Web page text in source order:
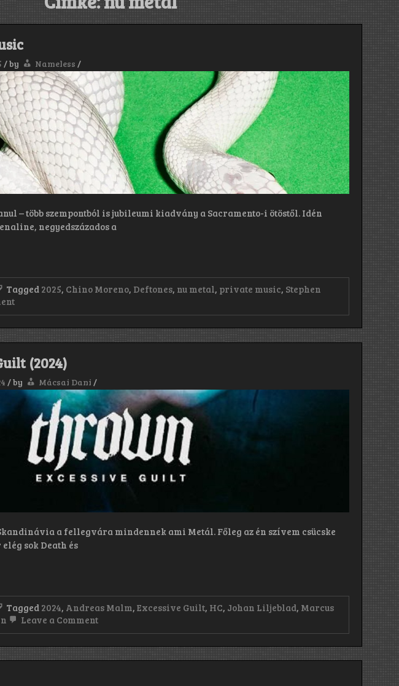
/by Nameless /
– több szempontból is jubileumi kiadvány a Sacramento-i ötöstől. Idén
negyedszázados a
Tagged 2025, Chino Moreno, Deftones, nu metal, private music, Stephen
on
music
(2024)
/by Mácsai Dani /
a fellegvára mindennek ami Metál. Főleg az én szívem csücske
sok Death és
Tagged 2024, Andreas Malm,Excessive Guilt, HC, Johan Liljeblad, Marcus
Leave a Commenton
Guilt
(2024)